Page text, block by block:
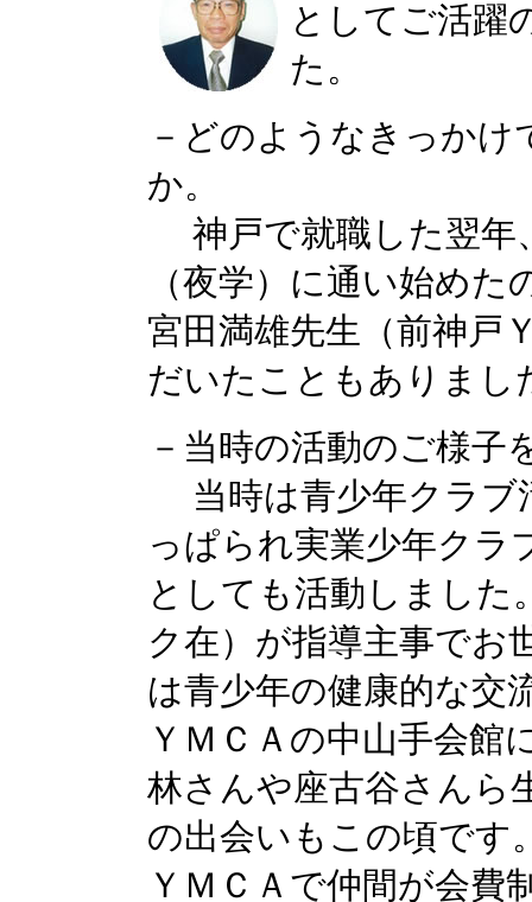
としてご活躍
た。
－どのようなきっか
か。
神戸で就職した翌年
（夜学）に通い始め
宮田満雄先生（前神戸
だいたこともありまし
－当時の活動のご様子
当時は青少年クラブ
っぱられ実業少年クラ
としても活動しました
ク在）が指導主事でお
は青少年の健康的な交
ＹＭＣＡの中山手会館
林さんや座古谷さんら
の出会いもこの頃です
ＹＭＣＡで仲間が会費